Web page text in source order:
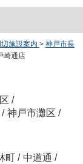
辺施設案内 > 神戸市長
崎通店
/
/ 神戸市灘区 /
町 / 中道通 /